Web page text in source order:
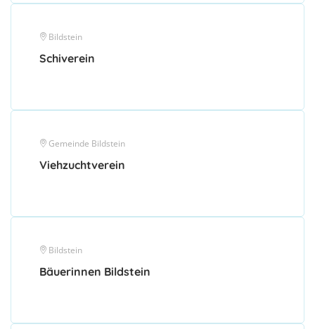
Bildstein
Schiverein
Gemeinde Bildstein
Viehzuchtverein
Bildstein
Bäuerinnen Bildstein